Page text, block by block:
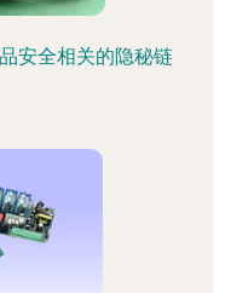
安全相关的隐秘链